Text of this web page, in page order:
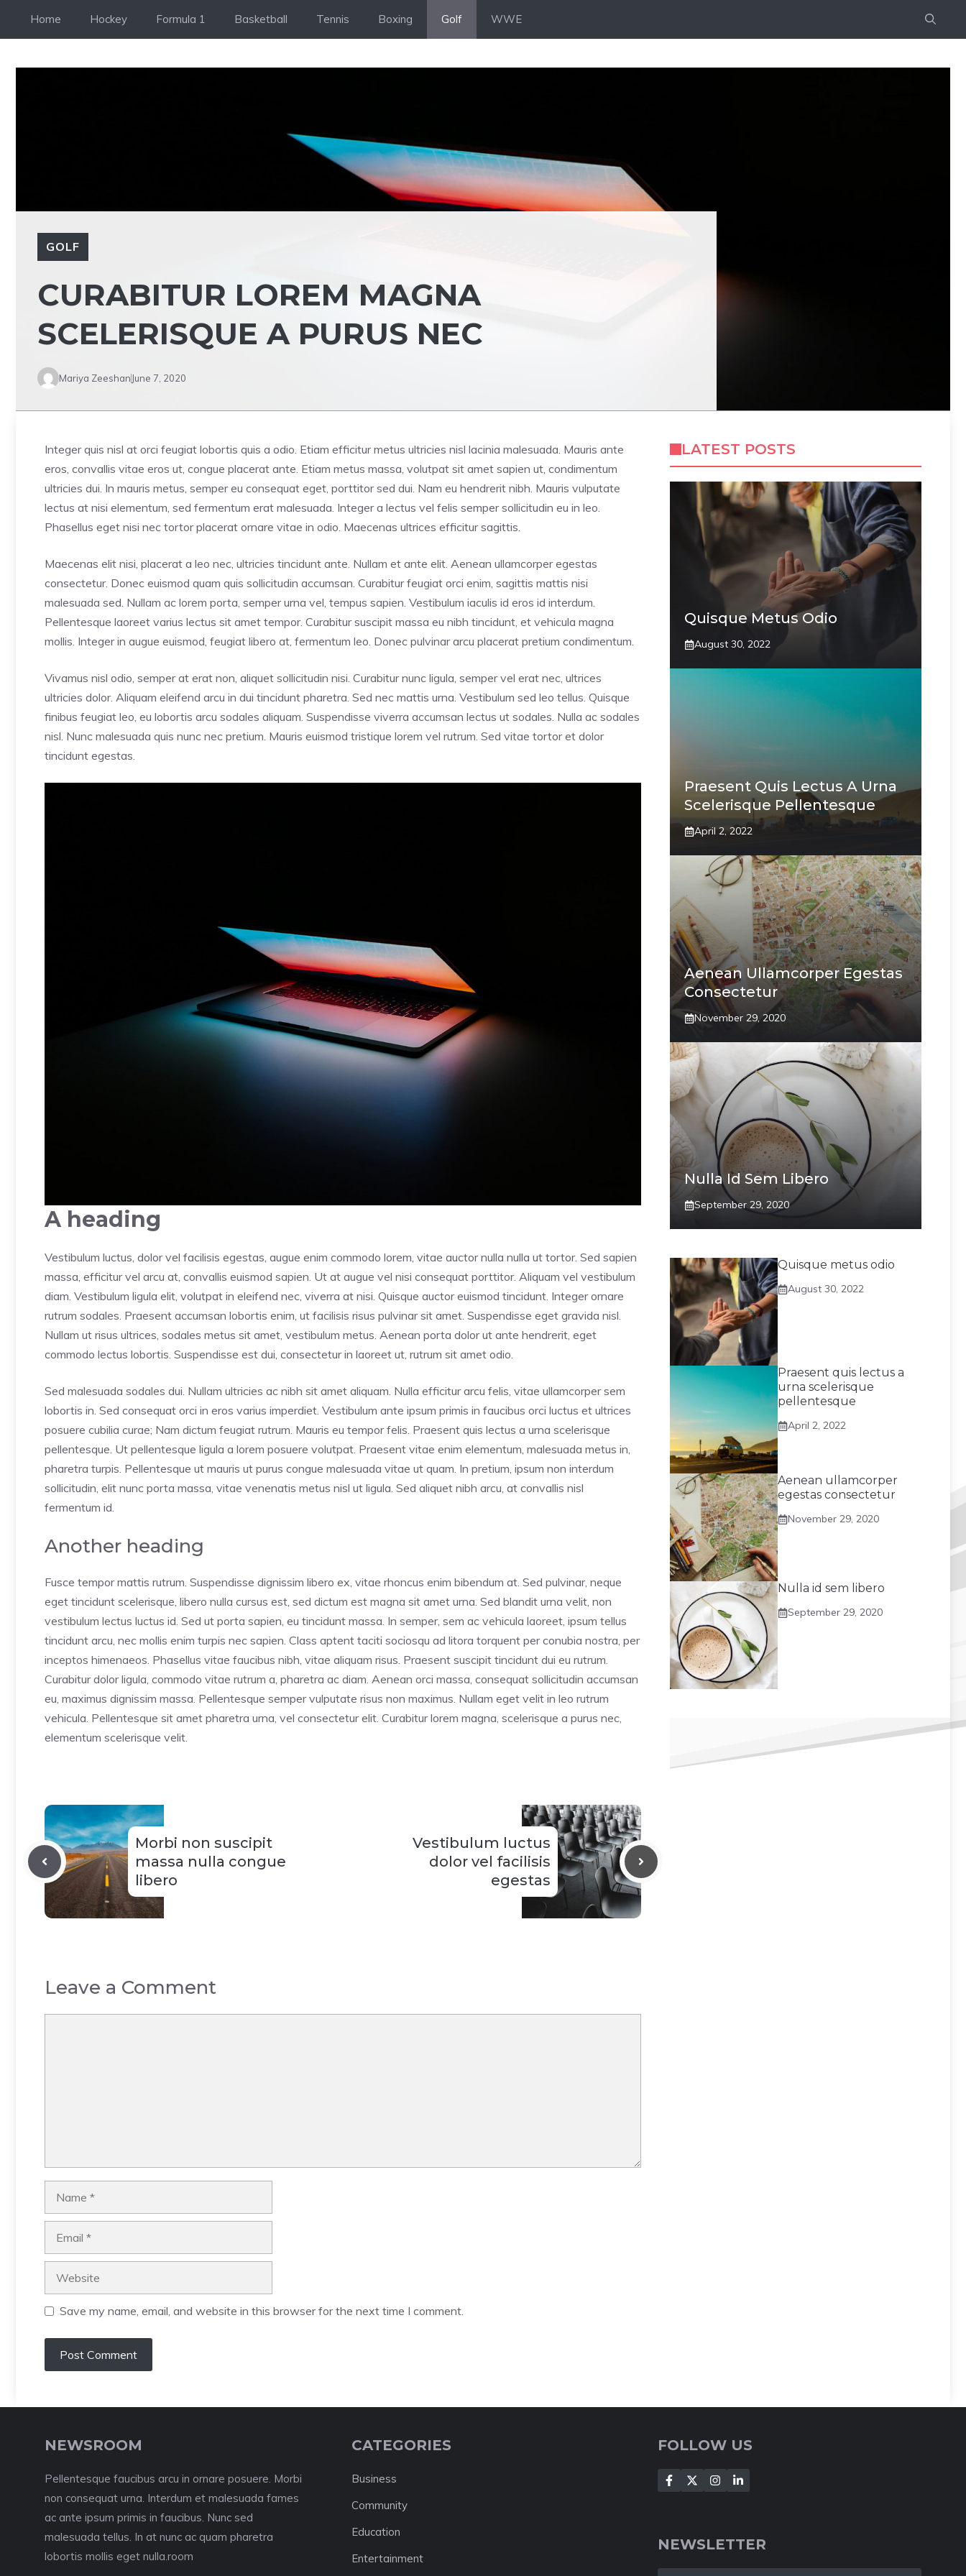
Home Hockey Formula 1 Basketball Tennis Boxing Golf WWE
GOLF
CURABITUR LOREM MAGNA
SCELERISQUE A PURUS NEC
Mariya Zeeshan June 7, 2020
Integer quis nisl at orci feugiat lobortis quis a odio. Etiam efficitur metus ultricies nisl lacinia malesuada. Mauris ante
eros, convallis vitae eros ut, congue placerat ante. Etiam metus massa, volutpat sit amet sapien ut, condimentum
ultricies dui. In mauris metus, semper eu consequat eget, porttitor sed dui. Nam eu hendrerit nibh. Mauris vulputate
lectus at nisi elementum, sed fermentum erat malesuada. Integer a lectus vel felis semper sollicitudin eu in leo.
Phasellus eget nisi nec tortor placerat ornare vitae in odio. Maecenas ultrices efficitur sagittis.
Maecenas elit nisi, placerat a leo nec, ultricies tincidunt ante. Nullam et ante elit. Aenean ullamcorper egestas
consectetur. Donec euismod quam quis sollicitudin accumsan. Curabitur feugiat orci enim, sagittis mattis nisi
malesuada sed. Nullam ac lorem porta, semper urna vel, tempus sapien. Vestibulum iaculis id eros id interdum.
Pellentesque laoreet varius lectus sit amet tempor. Curabitur suscipit massa eu nibh tincidunt, et vehicula magna
mollis. Integer in augue euismod, feugiat libero at, fermentum leo. Donec pulvinar arcu placerat pretium condimentum.
Vivamus nisl odio, semper at erat non, aliquet sollicitudin nisi. Curabitur nunc ligula, semper vel erat nec, ultrices
ultricies dolor. Aliquam eleifend arcu in dui tincidunt pharetra. Sed nec mattis urna. Vestibulum sed leo tellus. Quisque
finibus feugiat leo, eu lobortis arcu sodales aliquam. Suspendisse viverra accumsan lectus ut sodales. Nulla ac sodales
nisl. Nunc malesuada quis nunc nec pretium. Mauris euismod tristique lorem vel rutrum. Sed vitae tortor et dolor
tincidunt egestas.
A heading
Vestibulum luctus, dolor vel facilisis egestas, augue enim commodo lorem, vitae auctor nulla nulla ut tortor. Sed sapien
massa, efficitur vel arcu at, convallis euismod sapien. Ut at augue vel nisi consequat porttitor. Aliquam vel vestibulum
diam. Vestibulum ligula elit, volutpat in eleifend nec, viverra at nisi. Quisque auctor euismod tincidunt. Integer ornare
rutrum sodales. Praesent accumsan lobortis enim, ut facilisis risus pulvinar sit amet. Suspendisse eget gravida nisl.
Nullam ut risus ultrices, sodales metus sit amet, vestibulum metus. Aenean porta dolor ut ante hendrerit, eget
commodo lectus lobortis. Suspendisse est dui, consectetur in laoreet ut, rutrum sit amet odio.
Sed malesuada sodales dui. Nullam ultricies ac nibh sit amet aliquam. Nulla efficitur arcu felis, vitae ullamcorper sem
lobortis in. Sed consequat orci in eros varius imperdiet. Vestibulum ante ipsum primis in faucibus orci luctus et ultrices
posuere cubilia curae; Nam dictum feugiat rutrum. Mauris eu tempor felis. Praesent quis lectus a urna scelerisque
pellentesque. Ut pellentesque ligula a lorem posuere volutpat. Praesent vitae enim elementum, malesuada metus in,
pharetra turpis. Pellentesque ut mauris ut purus congue malesuada vitae ut quam. In pretium, ipsum non interdum
sollicitudin, elit nunc porta massa, vitae venenatis metus nisl ut ligula. Sed aliquet nibh arcu, at convallis nisl
fermentum id.
Another heading
Fusce tempor mattis rutrum. Suspendisse dignissim libero ex, vitae rhoncus enim bibendum at. Sed pulvinar, neque
eget tincidunt scelerisque, libero nulla cursus est, sed dictum est magna sit amet urna. Sed blandit urna velit, non
vestibulum lectus luctus id. Sed ut porta sapien, eu tincidunt massa. In semper, sem ac vehicula laoreet, ipsum tellus
tincidunt arcu, nec mollis enim turpis nec sapien. Class aptent taciti sociosqu ad litora torquent per conubia nostra, per
inceptos himenaeos. Phasellus vitae faucibus nibh, vitae aliquam risus. Praesent suscipit tincidunt dui eu rutrum.
Curabitur dolor ligula, commodo vitae rutrum a, pharetra ac diam. Aenean orci massa, consequat sollicitudin accumsan
eu, maximus dignissim massa. Pellentesque semper vulputate risus non maximus. Nullam eget velit in leo rutrum
vehicula. Pellentesque sit amet pharetra urna, vel consectetur elit. Curabitur lorem magna, scelerisque a purus nec,
elementum scelerisque velit.
Morbi non suscipit
massa nulla congue
libero
Vestibulum luctus
dolor vel facilisis
egestas
Leave a Comment
Save my name, email, and website in this browser for the next time I comment.
LATEST POSTS
Quisque Metus Odio
August 30, 2022
Praesent Quis Lectus A Urna
Scelerisque Pellentesque
April 2, 2022
Aenean Ullamcorper Egestas
Consectetur
November 29, 2020
Nulla Id Sem Libero
September 29, 2020
Quisque metus odio
August 30, 2022
Praesent quis lectus a
urna scelerisque
pellentesque
April 2, 2022
Aenean ullamcorper
egestas consectetur
November 29, 2020
Nulla id sem libero
September 29, 2020
NEWSROOM
Pellentesque faucibus arcu in ornare posuere. Morbi
non consequat urna. Interdum et malesuada fames
ac ante ipsum primis in faucibus. Nunc sed
malesuada tellus. In at nunc ac quam pharetra
lobortis mollis eget nulla.room
CATEGORIES
Business
Community
Education
Entertainment
FOLLOW US
NEWSLETTER